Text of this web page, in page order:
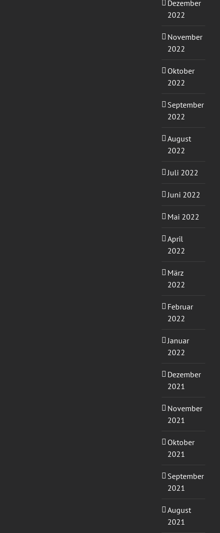
Dezember
2022
November
2022
Oktober
2022
September
2022
August
2022
Juli 2022
Juni 2022
Mai 2022
April
2022
März
2022
Februar
2022
Januar
2022
Dezember
2021
November
2021
Oktober
2021
September
2021
August
2021